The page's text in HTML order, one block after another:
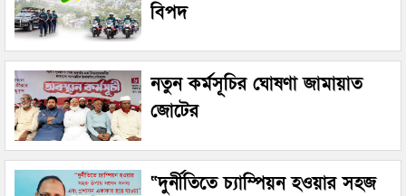
বিপদ
নতুন কর্মসূচির ঘোষণা জামায়াত
জোটের
“দুর্নীতিতে চ্যাম্পিয়ন হওয়ার সহজ